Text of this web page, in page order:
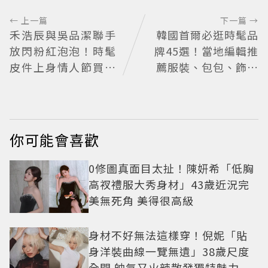
← 上一篇
禾浩辰與吳品潔聯手
放閃粉紅泡泡！時髦
皮件上身情人節買物
下一篇 →
韓國首爾必逛時髦品
牌45選！當地編輯推
薦服裝、包包、飾品
你可能會喜歡
0修圖真面目太扯！陳妍希「低胸
高衩禮服大秀身材」43歲近況完
美無死角 美得很高級
身材不好無法這樣穿！倪妮「貼
身洋裝曲線一覽無遺」38歲尺度